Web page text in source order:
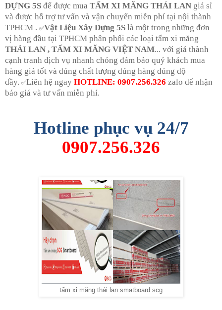
DỰNG 5S để được mua TẤM XI MĂNG THÁI LAN giá sỉ
và được hỗ trợ tư vấn và vận chuyển miễn phí tại nội thành
TPHCM . ✅Vật Liệu Xây Dựng 5S là một trong những đơn
vị hàng đầu tại TPHCM phân phối các loại tấm xi măng
THÁI LAN , TẤM XI MĂNG VIỆT NAM... với giá thành
cạnh tranh dịch vụ nhanh chóng đảm bảo quý khách mua
hàng giá tốt và đúng chất lượng đúng hàng đúng độ
dầy. ✅Liên hệ ngay HOTLINE: 0907.256.326 zalo để nhận
báo giá và tư vấn miễn phí.
Hotline phục vụ 24/7
0907.256.326
tấm xi măng thái lan smatboard scg